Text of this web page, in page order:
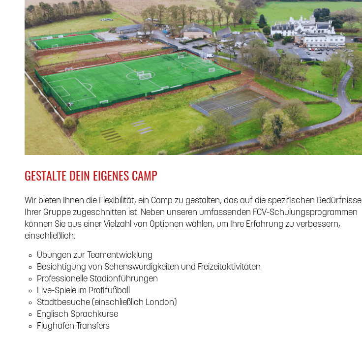
GESTALTE DEIN EIGENES CAMP
Wir bieten Ihnen die Flexibilität, ein Camp zu gestalten, das auf die spezifischen Bedürfnisse
Ihrer Gruppe zugeschnitten ist. Neben unseren umfassenden FCV-Schulungsprogrammen
können Sie aus einer Vielzahl von Optionen wählen, um Ihre Erfahrung zu verbessern,
einschließlich:
Übungen zur Teamentwicklung
Besichtigung von Sehenswürdigkeiten und Freizeitaktivitäten
Professionelle Stadionführungen
Live-Spiele im Profifußball
Stadtbesuche (einschließlich London)
Englisch Sprachkurse
Flughafen-Transfers